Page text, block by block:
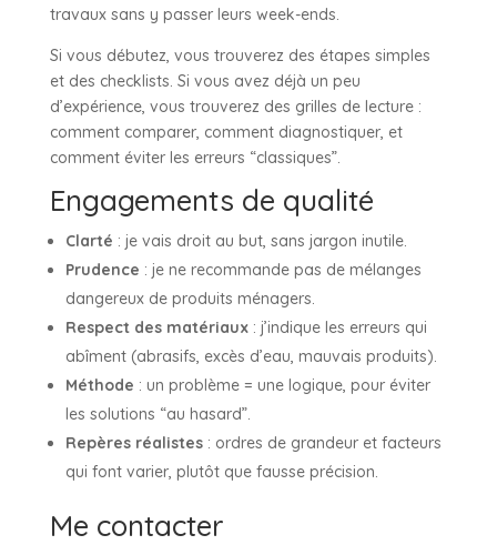
travaux sans y passer leurs week-ends.
Si vous débutez, vous trouverez des étapes simples
et des checklists. Si vous avez déjà un peu
d’expérience, vous trouverez des grilles de lecture :
comment comparer, comment diagnostiquer, et
comment éviter les erreurs “classiques”.
Engagements de qualité
Clarté : je vais droit au but, sans jargon inutile.
Prudence : je ne recommande pas de mélanges
dangereux de produits ménagers.
Respect des matériaux: j’indique les erreurs qui
abîment (abrasifs, excès d’eau, mauvais produits).
Méthode : un problème = une logique, pour éviter
les solutions “au hasard”.
Repères réalistes: ordres de grandeur et facteurs
qui font varier, plutôt que fausse précision.
Me contacter